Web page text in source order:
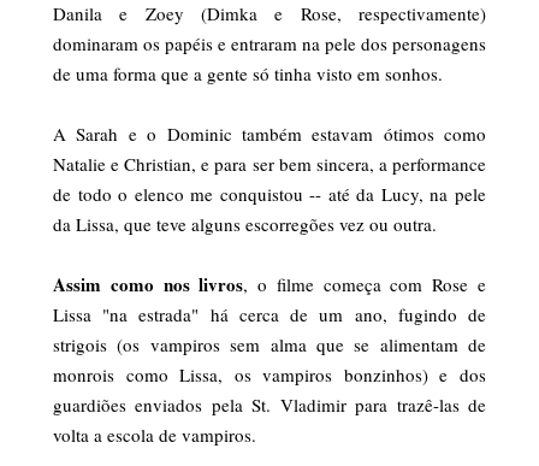
Danila e Zoey (Dimka e Rose, respectivamente)
dominaram os papéis e entraram na pele dos personagens
de uma forma que a gente só tinha visto em sonhos.
A Sarah e o Dominic também estavam ótimos como
Natalie e Christian, e para ser bem sincera, a performance
de todo o elenco me conquistou -- até da Lucy, na pele
da Lissa, que teve alguns escorregões vez ou outra.
Assim como nos livros, o filme começa com Rose e
Lissa "na estrada" há cerca de um ano, fugindo de
strigois (os vampiros sem alma que se alimentam de
monrois como Lissa, os vampiros bonzinhos) e dos
guardiões enviados pela St. Vladimir para trazê-las de
volta a escola de vampiros.